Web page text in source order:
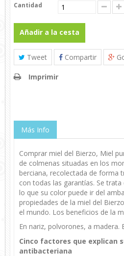
Cantidad
Añadir a la cesta
Tweet Compartir
Imprimir
Más Info
Comprar miel del Bierzo, Miel
de colmenas situadas en los
berciana, recolectada de forma
con todas las garantías. Se
lo que su color puede ir del
propiedades de la miel del
el mundo. Los beneficios de la
En nariz, polvorones, a madera.
Cinco factores que explican
antibacteriana